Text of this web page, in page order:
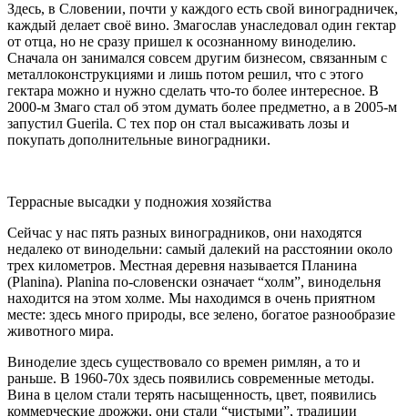
Здесь, в Словении, почти у каждого есть свой виноградничек,
каждый делает своё вино. Змагослав унаследовал один гектар
от отца, но не сразу пришел к осознанному виноделию.
Сначала он занимался совсем другим бизнесом, связанным с
металлоконструкциями и лишь потом решил, что с этого
гектара можно и нужно сделать что-то более интересное. В
2000-м Змаго стал об этом думать более предметно, а в 2005-м
запустил Guerila. С тех пор он стал высаживать лозы и
покупать дополнительные виноградники.
Террасные высадки у подножия хозяйства
Сейчас у нас пять разных виноградников, они находятся
недалеко от винодельни: самый далекий на расстоянии около
трех километров. Местная деревня называется Планина
(Planina). Planina по-словенски означает “холм”, винодельня
находится на этом холме. Мы находимся в очень приятном
месте: здесь много природы, все зелено, богатое разнообразие
животного мира.
Виноделие здесь существовало со времен римлян, а то и
раньше. В 1960-70х здесь появились современные методы.
Вина в целом стали терять насыщенность, цвет, появились
коммерческие дрожжи, они стали “чистыми”, традиции